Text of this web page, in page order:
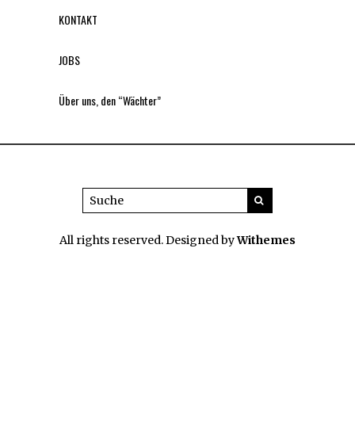
KONTAKT
JOBS
Über uns, den “Wächter”
All rights reserved. Designed byWithemes